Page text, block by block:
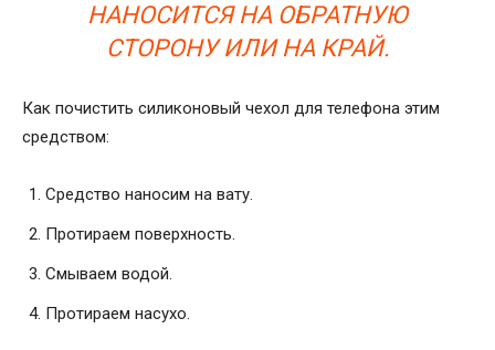
НАНОСИТСЯ НА ОБРАТНУЮ
СТОРОНУ ИЛИ НА КРАЙ.
Как почистить силиконовый чехол для телефона этим
средством:
Средство наносим на вату.
Протираем поверхность.
Смываем водой.
Протираем насухо.